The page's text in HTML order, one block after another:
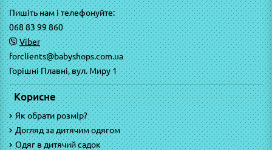
Пишіть нам і телефонуйте:
068 83 99 860
Viber
forclients@babyshops.com.ua
Горішні Плавні, вул. Миру 1
Корисне
Як обрати розмір?
Догляд за дитячим одягом
Одяг в дитячий садок